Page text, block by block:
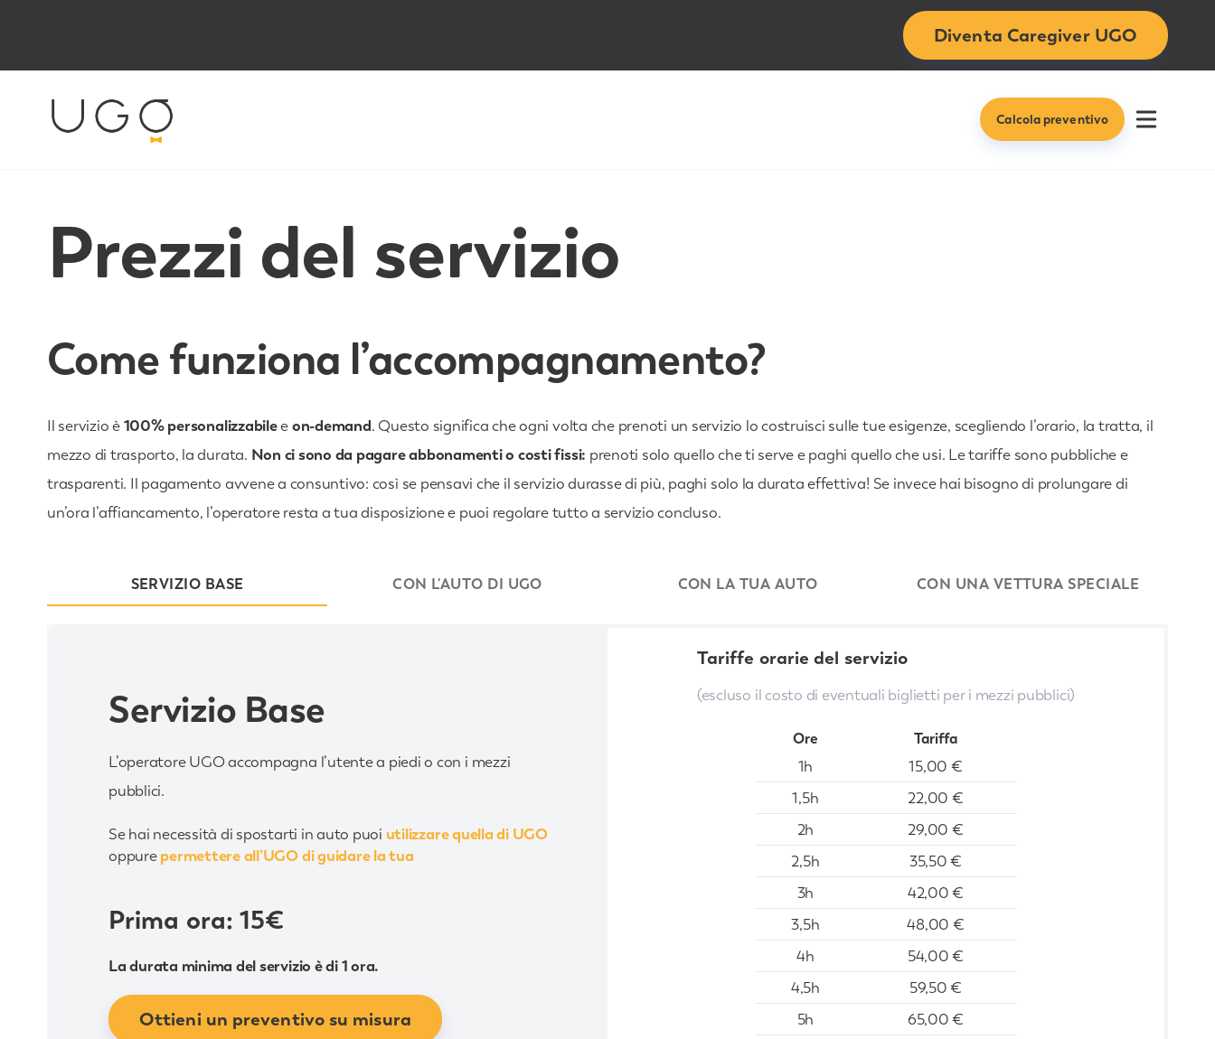
Diventa Caregiver UGO
Calcola preventivo
Prezzi del servizio
Come funziona l’accompagnamento?
Il servizio è100% personalizzabileeon-demand. Questo significa che ogni volta che prenoti un servizio lo costruisci sulle tue esigenze, scegliendo l’orario, la tratta, il
mezzo di trasporto, la durata. Non ci sono da pagare abbonamenti o costi fissi: prenoti solo quello che ti serve e paghi quello che usi. Le tariffe sono pubbliche e
trasparenti. Il pagamento avvene a consuntivo: così se pensavi che il servizio durasse di più, paghi solo la durata effettiva! Se invece hai bisogno di prolungare di
un’ora l’affiancamento, l’operatore resta a tua disposizione e puoi regolare tutto a servizio concluso.
SERVIZIO BASE CON L'AUTO DI UGO CON LA TUA AUTO CON UNA VETTURA SPECIALE
Servizio Base
L’operatore UGO accompagna l’utente a piedi o con i mezzi
pubblici.
Se hai necessità di spostarti in auto puoi utilizzare quella di UGO
oppure permettere all’UGO di guidare la tua
Prima ora: 15€
La durata minima del servizio è di 1 ora.
Ottieni un preventivo su misura
Tariffe orarie del servizio
(escluso il costo di eventuali biglietti per i mezzi pubblici)
Ore Tariffa
1h
15,00 €
1,5h
22,00 €
2h
29,00 €
2,5h
35,50 €
3h
42,00 €
3,5h
48,00 €
4h
54,00 €
4,5h
59,50 €
5h
65,00 €